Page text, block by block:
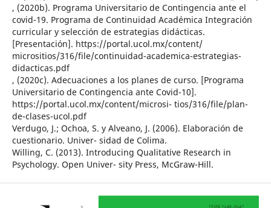
, (2020b). Programa Universitario de Contingencia ante el
covid-19. Programa de Continuidad Académica Integración
curricular y selección de estrategias didácticas.
[Presentación]. https://portal.ucol.mx/content/
micrositios/316/file/continuidad-academica-estrategias-
didacticas.pdf
, (2020c). Adecuaciones a los planes de curso. [Programa
Universitario de Contingencia ante Covid-10].
https://portal.ucol.mx/content/microsi- tios/316/file/plan-
de-clases-ucol.pdf
Verdugo, J.; Ochoa, S. y Alveano, J. (2006). Elaboración de
cuestionario. Univer- sidad de Colima.
Willing, C. (2013). Introducing Qualitative Research in
Psychology. Open Univer- sity Press, McGraw-Hill.